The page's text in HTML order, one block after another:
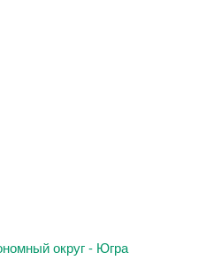
округ - Югра